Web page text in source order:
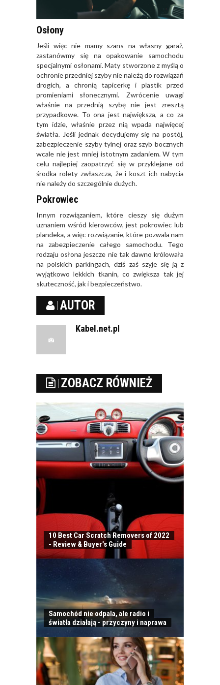
Osłony
Jeśli więc nie mamy szans na własny garaż,
zastanówmy się na opakowanie samochodu
specjalnymi osłonami. Maty stworzone z myślą o
ochronie przedniej szyby nie należą do rozwiązań
drogich, a chronią tapicerkę i plastik przed
promieniami słonecznymi. Zwrócenie uwagi
właśnie na przednią szybę nie jest zresztą
przypadkowe. To ona jest największa, a co za
tym idzie, właśnie przez nią wpada najwięcej
światła. Jeśli jednak decydujemy się na postój,
zabezpieczenie szyby tylnej oraz szyb bocznych
wcale nie jest mniej istotnym zadaniem. W tym
celu najlepiej zaopatrzyć się w przyklejane od
środka rolety zwłaszcza, że i koszt ich nabycia
nie należy do szczególnie dużych.
Pokrowiec
Innym rozwiązaniem, które cieszy się dużym
uznaniem wśród kierowców, jest pokrowiec lub
plandeka, a więc rozwiązanie, które pozwala nam
na zabezpieczenie całego samochodu. Tego
rodzaju osłona jeszcze nie tak dawno królowała
na polskich parkingach, dziś zaś szyje się ją z
wyjątkowo lekkich tkanin, co zwiększa tak jej
skuteczność, jak i bezpieczeństwo.
AUTOR
Kabel.net.pl
ZOBACZ RÓWNIEŻ
10 Best Car Scratch Removers of 2022
- Review & Buyer's Guide
Samochód nie odpala, ale radio i
światła działają - przyczyny i naprawa
ODWIEŻACZ DO
SAMOCHODU JAK
PERFUMY